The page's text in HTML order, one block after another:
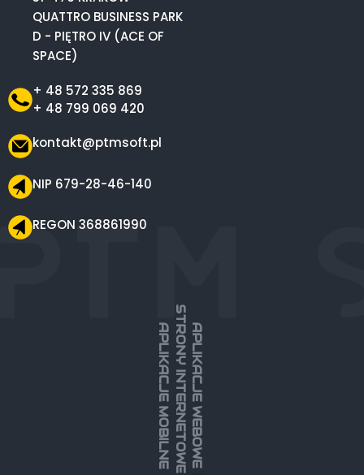
QUATTRO BUSINESS PARK
D - PIĘTRO IV (ACE OF
SPACE)
+ 48 572 335 869
+ 48 799 069 420
kontakt@ptmsoft.pl
NIP 679-28-46-140
REGON 368861990
APLIKACJE MOBILNESTRONY INTERNETOWEAPLIKACJE WEBOWE